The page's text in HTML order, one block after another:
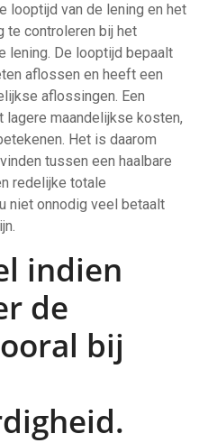
looptijd van de lening en het
te controleren bij het
lening. De looptijd bepaalt
aflossen en heeft een
aflossingen. Een
maandelijkse kosten,
Het is daarom
tussen een haalbare
redelijke totale
niet onnodig veel betaalt
indien
de
bij